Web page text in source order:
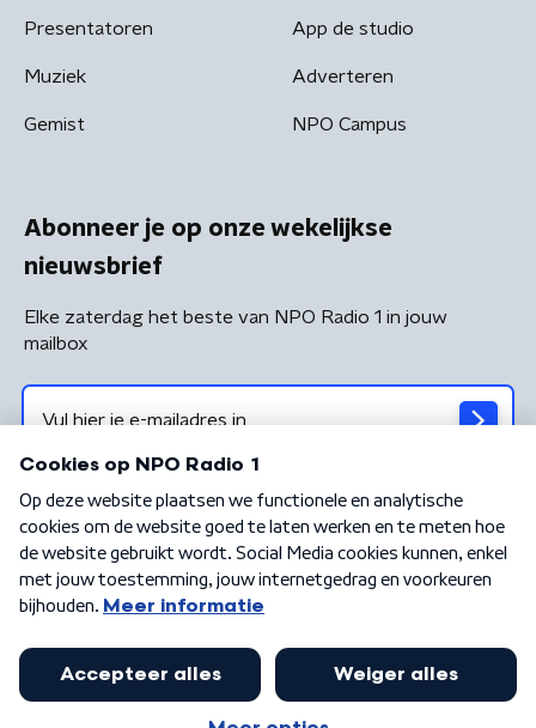
Presentatoren
Muziek
Gemist
App de studio
Adverteren
NPO Campus
Abonneer je op onze wekelijkse
nieuwsbrief
Elke zaterdag het beste van NPO Radio 1 in jouw
mailbox
Algemene voorwaarden